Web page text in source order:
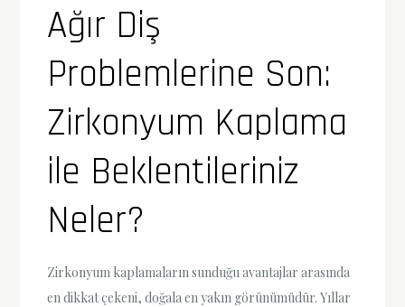
Ağır Diş
Problemlerine Son:
Zirkonyum Kaplama
ile Beklentileriniz
Neler?
Zirkonyum kaplamaların sunduğu avantajlar arasında
en dikkat çekeni, doğala en yakın görünümüdür. Yıllar